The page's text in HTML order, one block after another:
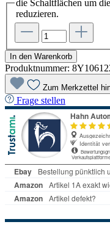
die Schaltflächen um
reduzieren.
In den Warenkorb
Produktnummer:
Zum Merkzettel
Frage stellen